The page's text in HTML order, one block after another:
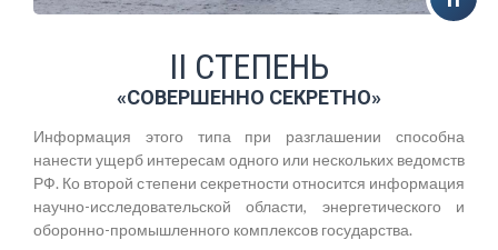
II СТЕПЕНЬ
«СОВЕРШЕННО СЕКРЕТНО»
Информация этого типа при разглашении способна
нанести ущерб интересам одного или нескольких ведомств
РФ. Ко второй степени секретности относится информация
научно-исследовательской области, энергетического и
оборонно-промышленного комплексов государства.